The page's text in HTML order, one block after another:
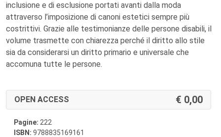
inclusione e di esclusione portati avanti dalla moda
attraverso l’imposizione di canoni estetici sempre più
costrittivi. Grazie alle testimonianze delle persone disabili, il
volume trasmette con chiarezza perché il diritto allo stile
sia da considerarsi un diritto primario e universale che
accomuna tutte le persone.
OPEN ACCESS 0,00
Pagine: 222
ISBN: 9788835169161